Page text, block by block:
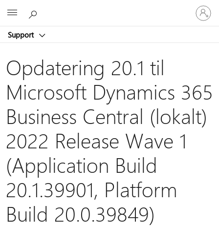
Support
Log
på
din
Opdatering 20.1 til
Microsoft Dynamics 365
Business Central (lokalt)
2022 Release Wave 1
(Application Build
20.1.39901, Platform
Build 20.0.39849)